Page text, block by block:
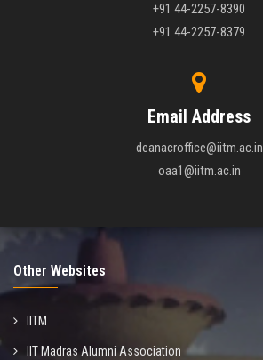
+91 44-2257-8390
+91 44-2257-8379
Email Address
deanacroffice@iitm.ac.in
oaa1@iitm.ac.in
Other Websites
IITM
IIT Madras Alumni Association